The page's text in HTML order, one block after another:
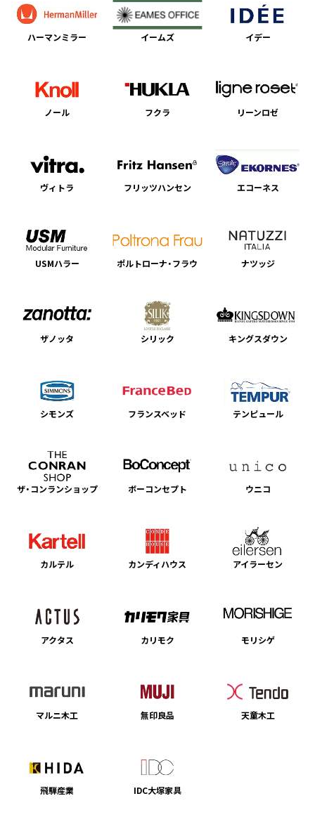
ハーマンミラー イームズ イデー
ノール フクラ リーンロゼ
ヴィトラ フリッツハンセン エコーネス
USMハラー ポルトローナ・フラウ ナツッジ
ザノッタ シリック キングスダウン
シモンズ フランスベッド テンピュール
ザ・コンランショップ ボーコンセプト ウニコ
カルテル カンディハウス アイラーセン
アクタス カリモク モリシゲ
マルニ木工 無印良品 天童木工
飛騨産業 IDC大塚家具